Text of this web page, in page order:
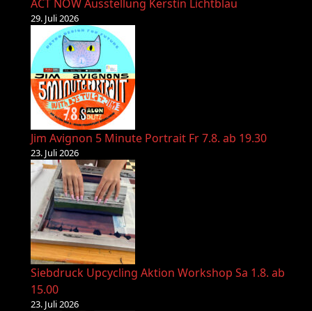
ACT NOW Ausstellung Kerstin Lichtblau
29. Juli 2026
Jim Avignon 5 Minute Portrait Fr 7.8. ab 19.30
23. Juli 2026
Siebdruck Upcycling Aktion Workshop Sa 1.8. ab
15.00
23. Juli 2026